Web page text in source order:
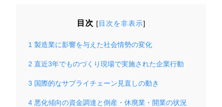
目次 [目次を非表示]
1 製造業に影響を与えた社会情勢の変化
2 直近3年でものづくり現場で実施された企業行動
3 国際的なサプライチェーン見直しの動き
4 悪化傾向の資金調達と倒産・休廃業・開業の状況